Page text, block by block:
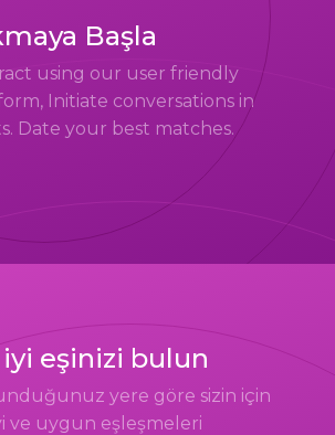
Başla
using our user friendly
Initiate conversations in
Date your best matches.
iyi eşinizi bulun
yere göre sizin için
ve uygun eşleşmeleri